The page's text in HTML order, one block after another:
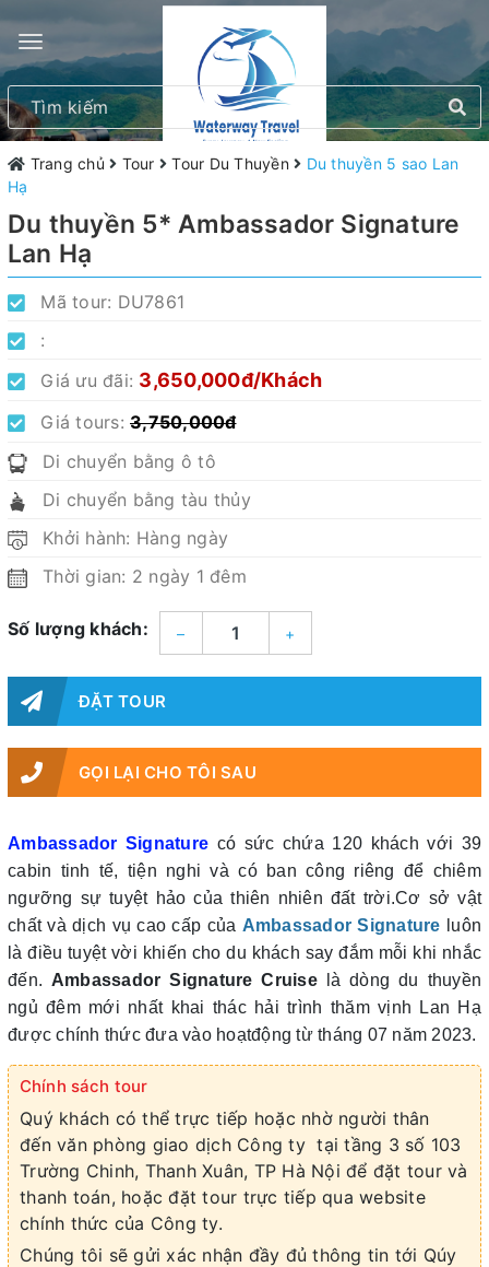
Trang chủ Tour Tour Du Thuyền
Du thuyền 5 sao Lan
Hạ
Du thuyền 5* Ambassador Signature
Lan Hạ
Mã tour: DU7861
:
Giá ưu đãi: 3,650,000đ/Khách
Giá tours: 3,750,000đ
Di chuyển bằng ô tô
Di chuyển bằng tàu thủy
Khởi hành: Hàng ngày
Thời gian: 2 ngày 1 đêm
Số lượng khách: – +
ĐẶT TOUR
GỌI LẠI CHO TÔI SAU
Ambassador Signature có sức chứa 120 khách với 39
cabin tinh tế, tiện nghi và có ban công riêng để chiêm
ngưỡng sự tuyệt hảo của thiên nhiên đất trời.Cơ sở vật
chất và dịch vụ cao cấp của Ambassador Signature luôn
là điều tuyệt vời khiến cho du khách say đắm mỗi khi nhắc
đến. Ambassador Signature Cruiselà dòng du thuyền
ngủ đêm mới nhất khai thác hải trình thăm vịnh Lan Hạ
được chính thức đưa vào hoạtđộng từ tháng 07 năm 2023.
Chính sách tour
Quý khách có thể trực tiếp hoặc nhờ người thân
đến văn phòng giao dịch Công ty tại tầng 3 số 103
Trường Chinh, Thanh Xuân, TP Hà Nội để đặt tour và
thanh toán, hoặc đặt tour trực tiếp qua website
chính thức của Công ty.
Chúng tôi sẽ gửi xác nhận đầy đủ thông tin tới Qúy